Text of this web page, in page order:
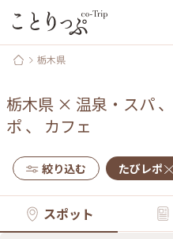
栃木県
栃木県 × 温泉・スパ、
ポ 、 カフェ
絞り込む たびレポ
スポット